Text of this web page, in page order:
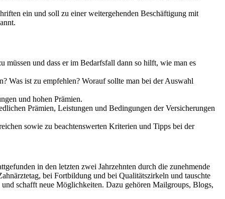
ein und soll zu einer weitergehenden Beschäftigung mit
und dass er im Bedarfsfall dann so hilft, wie man es
Was ist zu empfehlen? Worauf sollte man bei der Auswahl
und hohen Prämien.
Prämien, Leistungen und Bedingungen der Versicherungen
sowie zu beachtenswerten Kriterien und Tipps bei der
in den letzten zwei Jahrzehnten durch die zunehmende
bei Fortbildung und bei Qualitätszirkeln und tauschte
schafft neue Möglichkeiten. Dazu gehören Mailgroups, Blogs,